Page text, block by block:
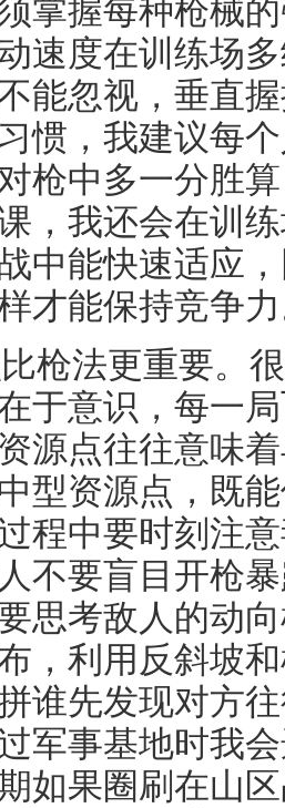
掌握每种枪械
速度在训练场
能忽视，垂直
惯，我建议每
枪中多一分胜
，我还会在训
中能快速适应
才能保持竞争
枪法更重要。
于意识，每一
源点往往意味
型资源点，既
程中要时刻注
不要盲目开枪
思考敌人的动
，利用反斜坡
谁先发现对方
军事基地时我
如果圈刷在山